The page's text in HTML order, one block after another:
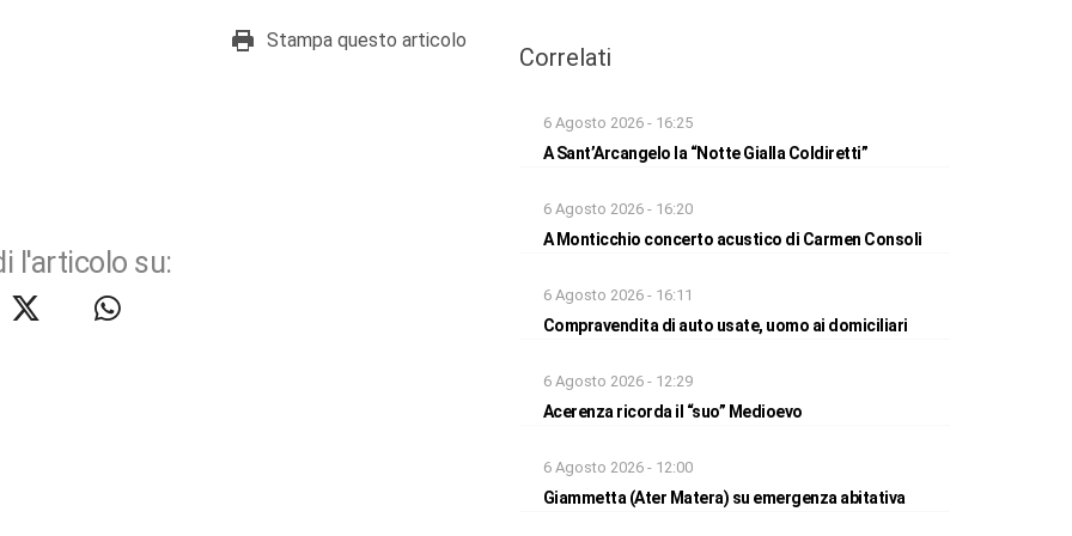
Stampa questo articolo
l'articolo su:
Correlati
6 Agosto 2026 - 16:25
A Sant’Arcangelo la “Notte Gialla Coldiretti”
6 Agosto 2026 - 16:20
A Monticchio concerto acustico di Carmen Consoli
6 Agosto 2026 - 16:11
Compravendita di auto usate, uomo ai domiciliari
6 Agosto 2026 - 12:29
Acerenza ricorda il “suo” Medioevo
6 Agosto 2026 - 12:00
Giammetta (Ater Matera) su emergenza abitativa